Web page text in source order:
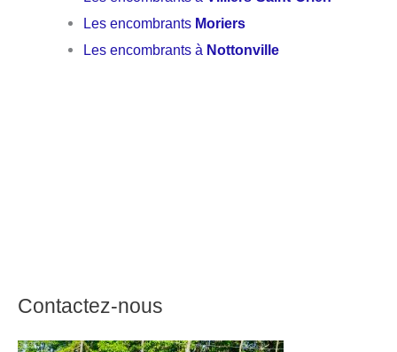
Les encombrants Moriers
Les encombrants à Nottonville
Contactez-nous